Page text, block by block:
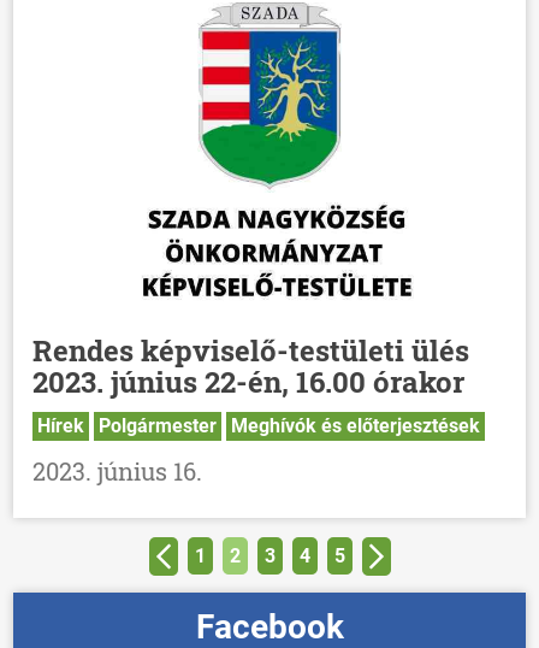
Rendes képviselő-testületi ülés
2023. június 22-én, 16.00 órakor
Hírek Polgármester Meghívók és előterjesztések
2023. június 16.
1 2 3 4 5
Facebook